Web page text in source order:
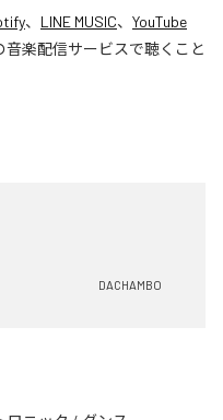
、 LINE MUSIC、 YouTube
音楽配信サービスで聴くこと
DACHAMBO